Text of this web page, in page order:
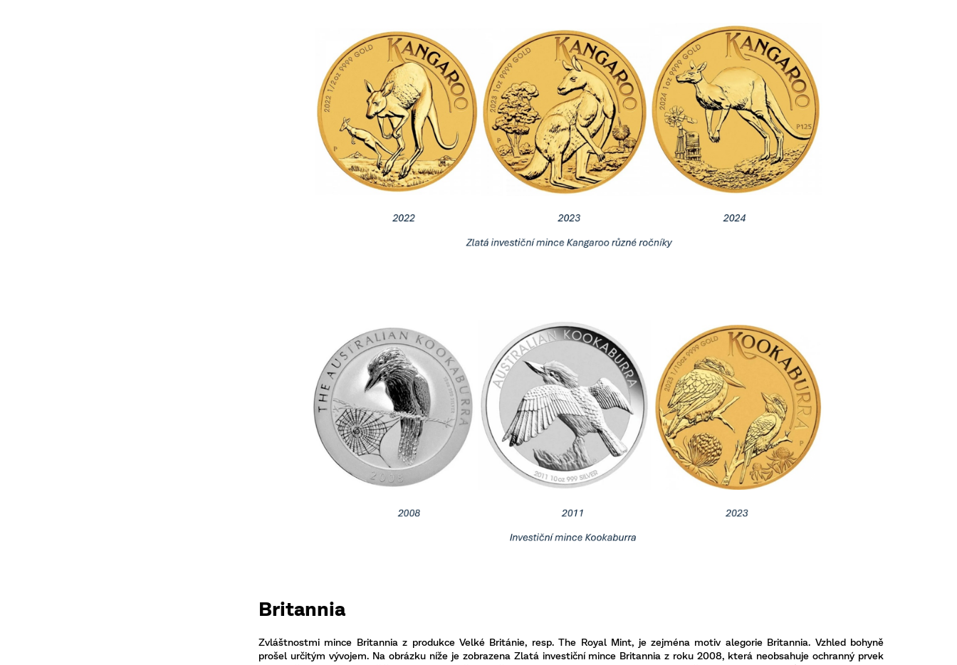
Britannia
Zvláštnostmi mince Britannia z produkce Velké Británie, resp. The Royal Mint, je zejména motiv alegorie Britannia. Vzhled bohyně
prošel určitým vývojem. Na obrázku níže je zobrazena Zlatá investiční mince Britannia z roku 2008, která neobsahuje ochranný prvek